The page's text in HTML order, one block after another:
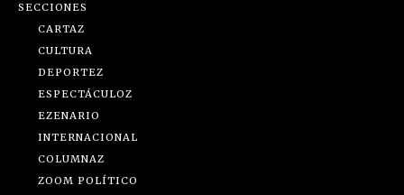
SECCIONES
CARTAZ
CULTURA
DEPORTEZ
ESPECTÁCULOZ
EZENARIO
INTERNACIONAL
COLUMNAZ
ZOOM POLÍTICO